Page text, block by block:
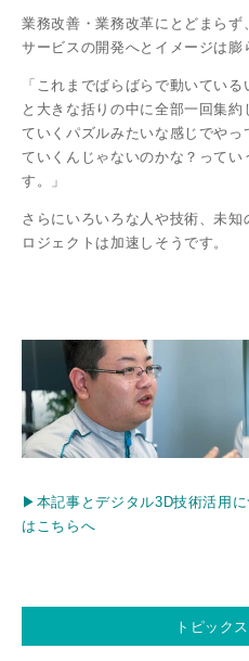
業務改善・業務改革にとどまら
サービスの開発へとイメージは膨
「これまでばらばらで動いてい
と大きな括りの中に全部一回集
ていくパズルみたいな感じでや
ていくんじゃないのかな？ってい
す。」
さらにいろいろな人や技術、未
ロジェクトは加速しそうです。
▶︎本記事とデジタル3D技術活用
はこちらへ
トピック